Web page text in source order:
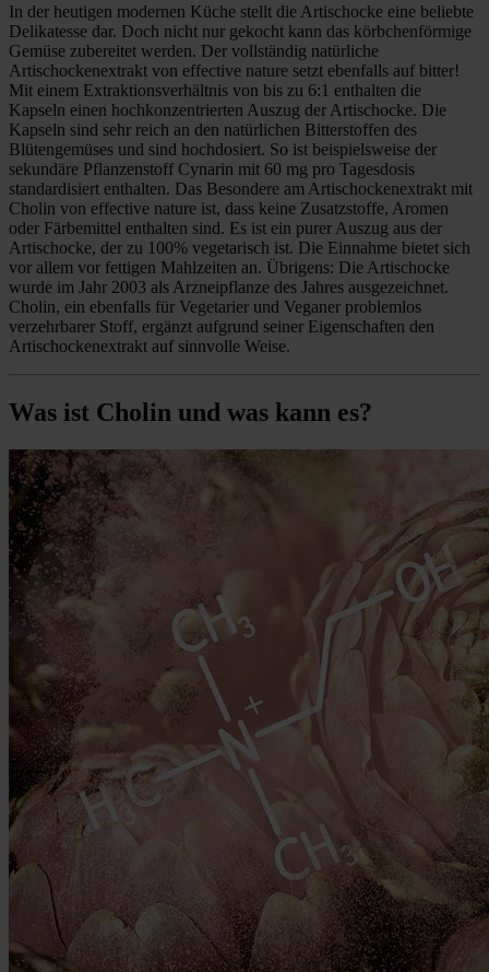
In der heutigen modernen Küche stellt die Artischocke eine beliebte
Delikatesse dar. Doch nicht nur gekocht kann das körbchenförmige
Gemüse zubereitet werden. Der vollständig natürliche
Artischockenextrakt von effective nature setzt ebenfalls auf bitter!
Mit einem Extraktionsverhältnis von bis zu 6:1 enthalten die
Kapseln einen hochkonzentrierten Auszug der Artischocke. Die
Kapseln sind sehr reich an den natürlichen Bitterstoffen des
Blütengemüses und sind hochdosiert. So ist beispielsweise der
sekundäre Pflanzenstoff Cynarin mit 60 mg pro Tagesdosis
standardisiert enthalten. Das Besondere am Artischockenextrakt mit
Cholin von effective nature ist, dass keine Zusatzstoffe, Aromen
oder Färbemittel enthalten sind. Es ist ein purer Auszug aus der
Artischocke, der zu 100% vegetarisch ist. Die Einnahme bietet sich
vor allem vor fettigen Mahlzeiten an. Übrigens: Die Artischocke
wurde im Jahr 2003 als Arzneipflanze des Jahres ausgezeichnet.
Cholin, ein ebenfalls für Vegetarier und Veganer problemlos
verzehrbarer Stoff, ergänzt aufgrund seiner Eigenschaften den
Artischockenextrakt auf sinnvolle Weise.
Was ist Cholin und was kann es?